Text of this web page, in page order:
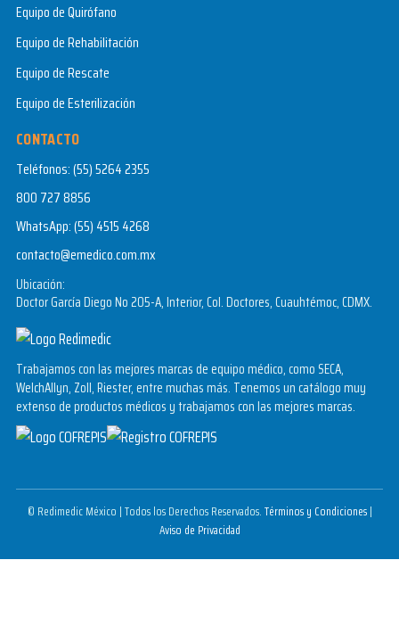
Equipo de Quirófano
Equipo de Rehabilitación
Equipo de Rescate
Equipo de Esterilización
CONTACTO
Teléfonos:(55) 5264 2355
800 727 8856
WhatsApp:(55) 4515 4268
contacto@emedico.com.mx
Ubicación:
Doctor García Diego No 205-A, Interior, Col. Doctores, Cuauhtémoc, CDMX.
Trabajamos con las mejores marcas de equipo médico, como SECA,
WelchAllyn, Zoll, Riester, entre muchas más. Tenemos un catálogo muy
extenso de productos médicos y trabajamos con las mejores marcas.
© Redimedic México | Todos los Derechos Reservados.Términos y Condiciones|
Aviso de Privacidad